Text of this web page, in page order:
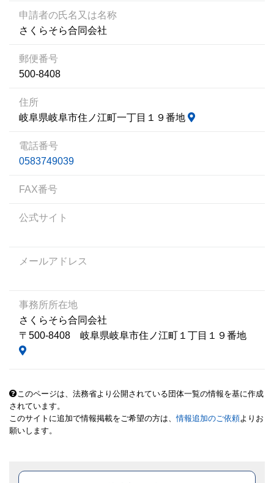
申請者の氏名又は名称
さくらそら合同会社
郵便番号
500-8408
住所
岐阜県岐阜市住ノ江町一丁目１９番地
電話番号
0583749039
FAX番号
公式サイト
メールアドレス
事務所所在地
さくらそら合同会社
〒500-8408 岐阜県岐阜市住ノ江町１丁目１９番地
このページは、法務省より公開されている団体一覧の情報を基に作成
されています。
このサイトに追加で情報掲載をご希望の方は、情報追加のご依頼よりお
願いします。